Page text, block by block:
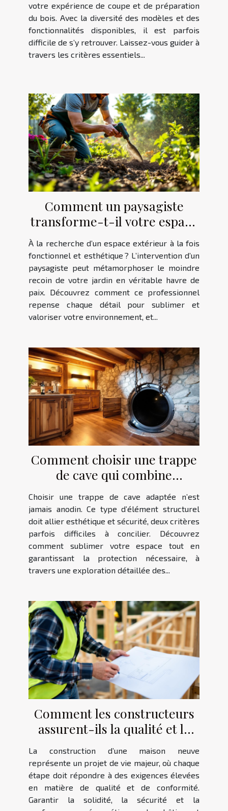
votre expérience de coupe et de préparation
du bois. Avec la diversité des modèles et des
fonctionnalités disponibles, il est parfois
difficile de s’y retrouver. Laissez-vous guider à
travers les critères essentiels...
Comment un paysagiste
transforme-t-il votre espace
À la recherche d’un espace extérieur à la fois
fonctionnel et esthétique ? L’intervention d’un
paysagiste peut métamorphoser le moindre
recoin de votre jardin en véritable havre de
paix. Découvrez comment ce professionnel
repense chaque détail pour sublimer et
valoriser votre environnement, et...
Comment choisir une trappe
de cave qui combine
esthétique et sécurité?
Choisir une trappe de cave adaptée n’est
jamais anodin. Ce type d’élément structurel
doit allier esthétique et sécurité, deux critères
parfois difficiles à concilier. Découvrez
comment sublimer votre espace tout en
garantissant la protection nécessaire, à
travers une exploration détaillée des...
Comment les constructeurs
assurent-ils la qualité et la
neuves ?
La construction d’une maison neuve
représente un projet de vie majeur, où chaque
étape doit répondre à des exigences élevées
en matière de qualité et de conformité.
Garantir la solidité, la sécurité et la